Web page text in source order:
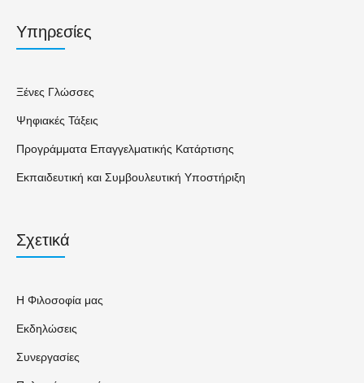
Υπηρεσίες
Ξένες Γλώσσες
Ψηφιακές Τάξεις
Προγράμματα Επαγγελματικής Κατάρτισης
Εκπαιδευτική και Συμβουλευτική Υποστήριξη
Σχετικά
Η Φιλοσοφία μας
Εκδηλώσεις
Συνεργασίες